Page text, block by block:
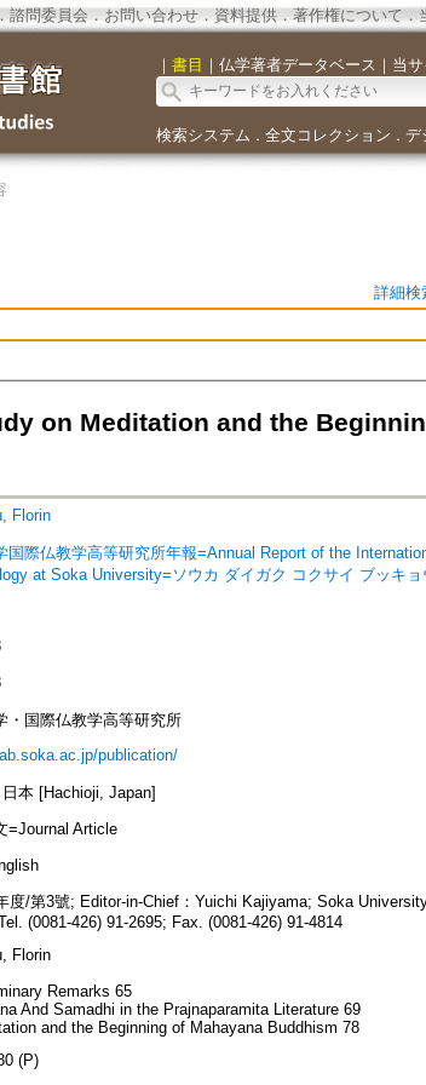
． 諮問委員会． お問い合わせ． 資料提供． 著作権について．
｜ 書目 ｜ 仏学著者データベース ｜ 当
検索システム ． 全文コレクション ． デ
詳細検
on Meditation and the
Florin
国際仏教学高等研究所年報=Annual Report of the
at Soka University=ソウカ ダイガク コクサイ ブッキ
・国際仏教学高等研究所
publication/
本 [Hachioji, Japan]
=Journal Article
度/第3號; Editor-in-Chief：Yuichi Kajiyama; Soka
(0081-426) 91-2695; Fax. (0081-426) 91-4814
Florin
Remarks 65
And Samadhi in the Prajnaparamita Literature 69
and the Beginning of Mahayana Buddhism 78
(P)